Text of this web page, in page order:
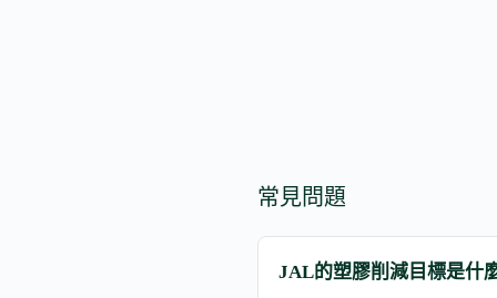
常見問題
JAL的塑膠削減目標是什